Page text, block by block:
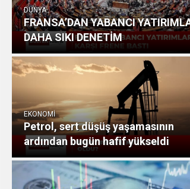
DÜNYA
FRANSA’DAN YABANCI
DAHA SIKI DENETİM
EKONOMİ
Petrol, sert düşüş yaşamasının
ardından bugün hafif yükseldi